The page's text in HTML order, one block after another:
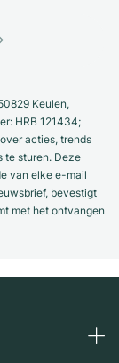
Keulen,
HRB 121434;
acties, trends
te sturen. Deze
van elke e-mail
bevestigt
met het ontvangen